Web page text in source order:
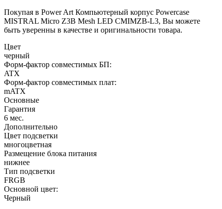
Покупая в Power Art Компьютерный корпус Powercase
MISTRAL Micro Z3B Mesh LED CMIMZB-L3, Вы можете
быть уверенны в качестве и оригинальности товара.
Цвет
черный
Форм-фактор совместимых БП:
ATX
Форм-фактор совместимых плат:
mATX
Основные
Гарантия
6 мес.
Дополнительно
Цвет подсветки
многоцветная
Размещение блока питания
нижнее
Тип подсветки
FRGB
Основной цвет:
Черный